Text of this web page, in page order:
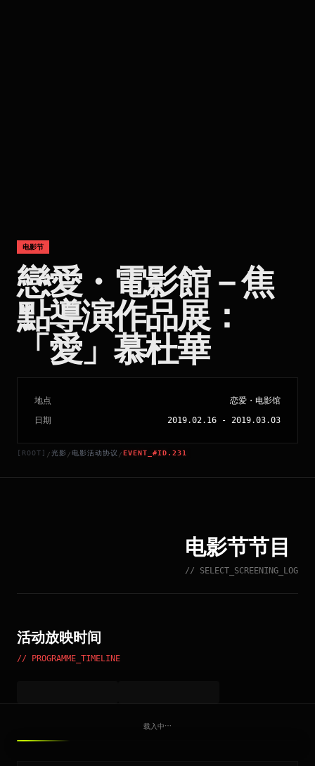
[ROOT] /光影 /电影活动协议 /EVENT_#ID.231
电影节
戀愛・電影館－焦
點導演作品展：
「愛」慕杜華
地点
恋爱・电影馆
日期
2019.02.16 - 2019.03.03
电影节节目
// SELECT_SCREENING_LOG
活动放映时间
// PROGRAMME_TIMELINE
载入中⋯